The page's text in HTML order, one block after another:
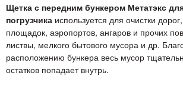
Щетка с передним бункером Метатэкс
погрузчика используется для очистки
площадок, аэропортов, ангаров и прочих
листвы, мелкого бытового мусора и др.
расположению бункера весь мусор
остатков попадает внутрь.